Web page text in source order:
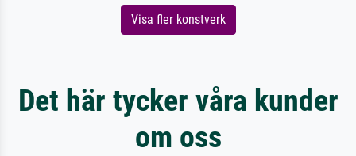
Visa fler konstverk
Det här tycker våra kunder
om oss